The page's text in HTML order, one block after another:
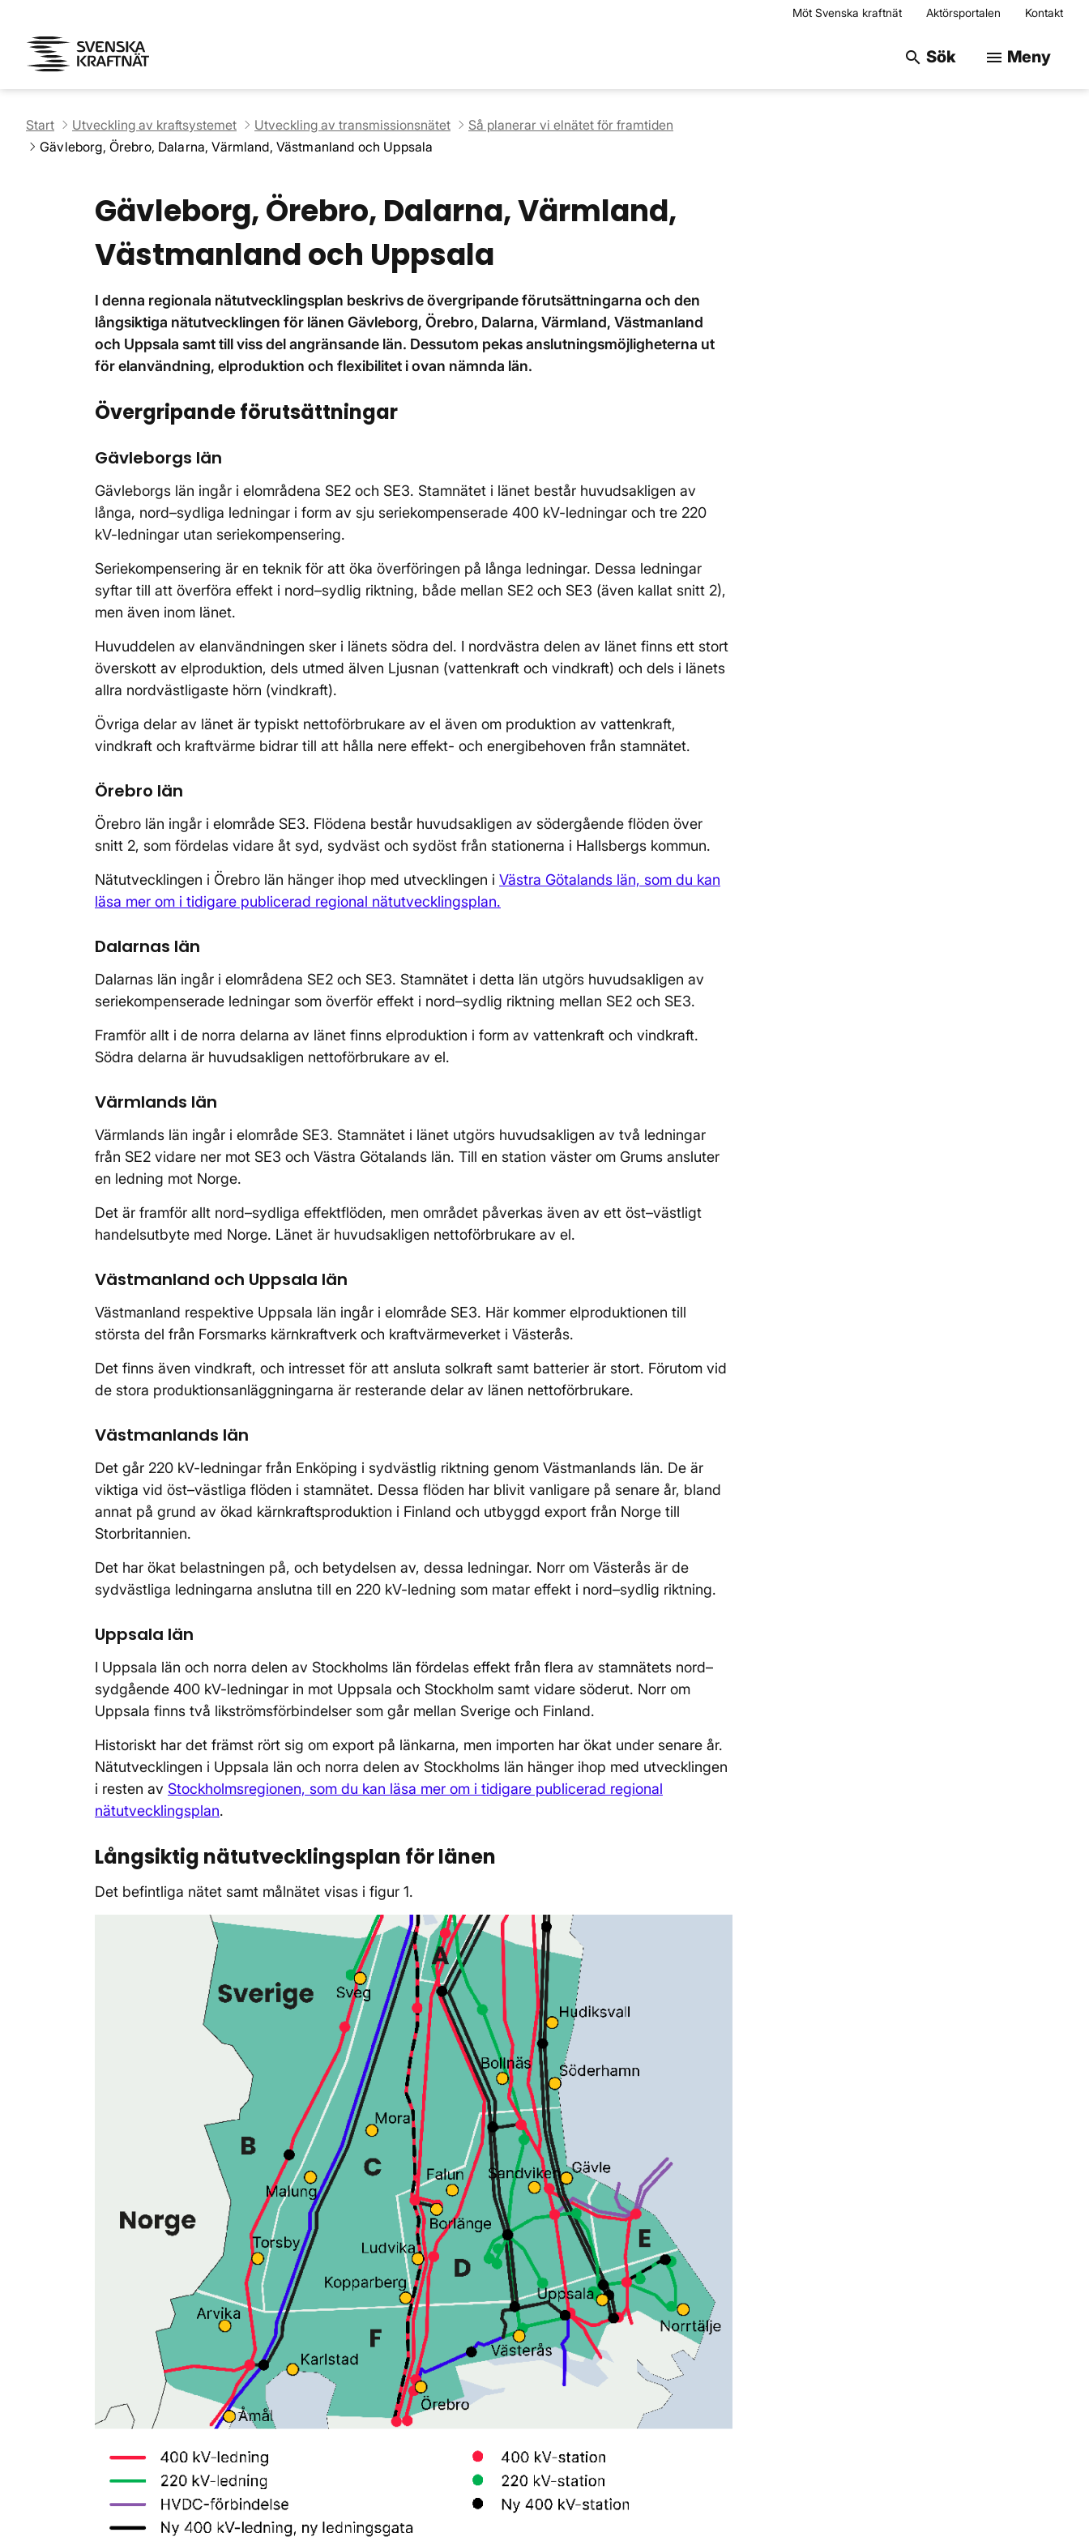
Möt Svenska kraftnät Aktörsportalen Kontakt
search Sök Sök på
menu Meny
Start Utveckling av kraftsystemet Utveckling av transmissionsnätet
Så planerar vi elnätet för framtiden
Gävleborg, Örebro, Dalarna, Värmland, Västmanland och Uppsala
Gävleborg, Örebro, Dalarna, Värmland,
Västmanland och Uppsala
I denna regionala nätutvecklingsplan beskrivs de övergripande förutsättningarna och den
långsiktiga nätutvecklingen för länen Gävleborg, Örebro, Dalarna, Värmland, Västmanland
och Uppsala samt till viss del angränsande län. Dessutom pekas anslutningsmöjligheterna ut
för elanvändning, elproduktion och flexibilitet i ovan nämnda län.
Övergripande förutsättningar
Gävleborgs län
Gävleborgs län ingår i elområdena SE2 och SE3. Stamnätet i länet består huvudsakligen av
långa, nord–sydliga ledningar i form av sju seriekompenserade 400 kV-ledningar och tre 220
kV-ledningar utan seriekompensering.
Seriekompensering är en teknik för att öka överföringen på långa ledningar. Dessa ledningar
syftar till att överföra effekt i nord–sydlig riktning, både mellan SE2 och SE3 (även kallat snitt 2),
men även inom länet.
Huvuddelen av elanvändningen sker i länets södra del. I nordvästra delen av länet finns ett stort
överskott av elproduktion, dels utmed älven Ljusnan (vattenkraft och vindkraft) och dels i länets
allra nordvästligaste hörn (vindkraft).
Övriga delar av länet är typiskt nettoförbrukare av el även om produktion av vattenkraft,
vindkraft och kraftvärme bidrar till att hålla nere effekt- och energibehoven från stamnätet.
Örebro län
Örebro län ingår i elområde SE3. Flödena består huvudsakligen av södergående flöden över
snitt 2, som fördelas vidare åt syd, sydväst och sydöst från stationerna i Hallsbergs kommun.
Nätutvecklingen i Örebro län hänger ihop med utvecklingen i Västra Götalands län, som du kan
läsa mer om i tidigare publicerad regional nätutvecklingsplan.
Dalarnas län
Dalarnas län ingår i elområdena SE2 och SE3. Stamnätet i detta län utgörs huvudsakligen av
seriekompenserade ledningar som överför effekt i nord–sydlig riktning mellan SE2 och SE3.
Framför allt i de norra delarna av länet finns elproduktion i form av vattenkraft och vindkraft.
Södra delarna är huvudsakligen nettoförbrukare av el.
Värmlands län
Värmlands län ingår i elområde SE3. Stamnätet i länet utgörs huvudsakligen av två ledningar
från SE2 vidare ner mot SE3 och Västra Götalands län. Till en station väster om Grums ansluter
en ledning mot Norge.
Det är framför allt nord–sydliga effektflöden, men området påverkas även av ett öst–västligt
handelsutbyte med Norge. Länet är huvudsakligen nettoförbrukare av el.
Västmanland och Uppsala län
Västmanland respektive Uppsala län ingår i elområde SE3. Här kommer elproduktionen till
största del från Forsmarks kärnkraftverk och kraftvärmeverket i Västerås.
Det finns även vindkraft, och intresset för att ansluta solkraft samt batterier är stort. Förutom vid
de stora produktionsanläggningarna är resterande delar av länen nettoförbrukare.
Västmanlands län
Det går 220 kV-ledningar från Enköping i sydvästlig riktning genom Västmanlands län. De är
viktiga vid öst–västliga flöden i stamnätet. Dessa flöden har blivit vanligare på senare år, bland
annat på grund av ökad kärnkraftsproduktion i Finland och utbyggd export från Norge till
Storbritannien.
Det har ökat belastningen på, och betydelsen av, dessa ledningar. Norr om Västerås är de
sydvästliga ledningarna anslutna till en 220 kV-ledning som matar effekt i nord–sydlig riktning.
Uppsala län
I Uppsala län och norra delen av Stockholms län fördelas effekt från flera av stamnätets nord–
sydgående 400 kV-ledningar in mot Uppsala och Stockholm samt vidare söderut. Norr om
Uppsala finns två likströmsförbindelser som går mellan Sverige och Finland.
Historiskt har det främst rört sig om export på länkarna, men importen har ökat under senare år.
Nätutvecklingen i Uppsala län och norra delen av Stockholms län hänger ihop med utvecklingen
i resten av Stockholmsregionen, som du kan läsa mer om i tidigare publicerad regional
nätutvecklingsplan.
Långsiktig nätutvecklingsplan för länen
Det befintliga nätet samt målnätet visas i figur 1.